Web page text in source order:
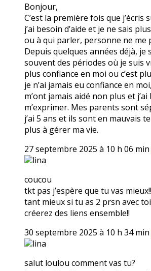
Bonjour,
C’est la première fois que j’écris
j’ai besoin d’aide et je ne sais
ou à qui parler, personne ne me
Depuis quelques années déjà, je
souvent des périodes où je suis
plus confiance en moi ou c’est
je n’ai jamais eu confiance en
m’ont jamais aidé non plus et
m’exprimer. Mes parents sont
j’ai 5 ans et ils sont en mauvais
plus à gérer ma vie.
27 septembre 2025 à 10 h 06 min
lina
coucou
tkt pas j’espère que tu vas mieux!!
tant mieux si tu as 2 prsn avec
créerez des liens ensemble!!
30 septembre 2025 à 10 h 34 min
lina
salut loulou comment vas tu?